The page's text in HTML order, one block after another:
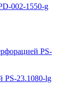
002-1550-g
PS-23.1080-lg